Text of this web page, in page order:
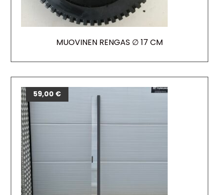
MUOVINEN RENGAS ∅ 17 CM
59,00 €